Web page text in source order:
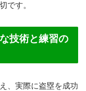
です。
技術と練習の
、実際に盗塁を成功